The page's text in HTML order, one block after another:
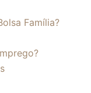
Família?